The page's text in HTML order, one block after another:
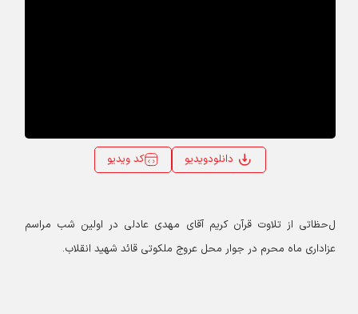
کد ویدیو دانلودویدیو
حظاتی از تلاوت قرآن کریم آقای مهدی عادلی در اولین شب مراسم
عزاداری ماه محرم در جوار محل عروج ملکوتی قائد شهید انقلاب.